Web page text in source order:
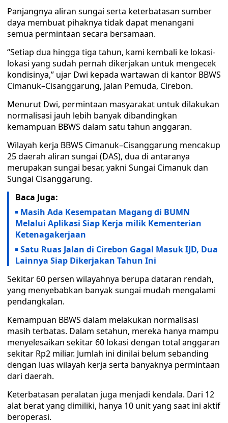
Panjangnya aliran sungai serta keterbatasan sumber
daya membuat pihaknya tidak dapat menangani
semua permintaan secara bersamaan.
“Setiap dua hingga tiga tahun, kami kembali ke lokasi-
lokasi yang sudah pernah dikerjakan untuk mengecek
kondisinya,” ujar Dwi kepada wartawan di kantor BBWS
Cimanuk–Cisanggarung, Jalan Pemuda, Cirebon.
Menurut Dwi, permintaan masyarakat untuk dilakukan
normalisasi jauh lebih banyak dibandingkan
kemampuan BBWS dalam satu tahun anggaran.
Wilayah kerja BBWS Cimanuk–Cisanggarung mencakup
25 daerah aliran sungai (DAS), dua di antaranya
merupakan sungai besar, yakni Sungai Cimanuk dan
Sungai Cisanggarung.
Baca Juga:
Masih Ada Kesempatan Magang di BUMN
Melalui Aplikasi Siap Kerja milik Kementerian
Ketenagakerjaan
Satu Ruas Jalan di Cirebon Gagal Masuk IJD, Dua
Lainnya Siap Dikerjakan Tahun Ini
Sekitar 60 persen wilayahnya berupa dataran rendah,
yang menyebabkan banyak sungai mudah mengalami
pendangkalan.
Kemampuan BBWS dalam melakukan normalisasi
masih terbatas. Dalam setahun, mereka hanya mampu
menyelesaikan sekitar 60 lokasi dengan total anggaran
sekitar Rp2 miliar. Jumlah ini dinilai belum sebanding
dengan luas wilayah kerja serta banyaknya permintaan
dari daerah.
Keterbatasan peralatan juga menjadi kendala. Dari 12
alat berat yang dimiliki, hanya 10 unit yang saat ini aktif
beroperasi.